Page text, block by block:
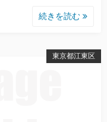
続きを読む
東京都江東区